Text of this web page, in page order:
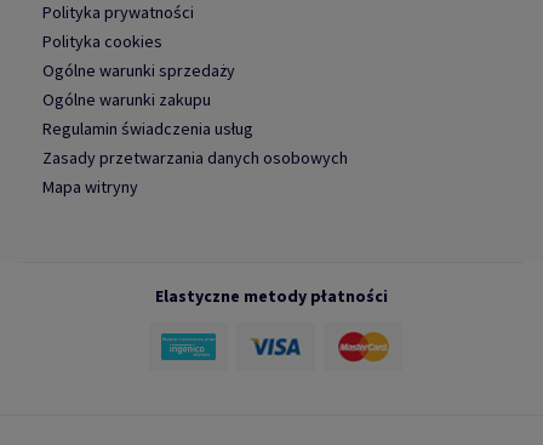
Polityka prywatności
Polityka cookies
Ogólne warunki sprzedaży
Ogólne warunki zakupu
Regulamin świadczenia usług
Zasady przetwarzania danych osobowych
Mapa witryny
Elastyczne metody płatności